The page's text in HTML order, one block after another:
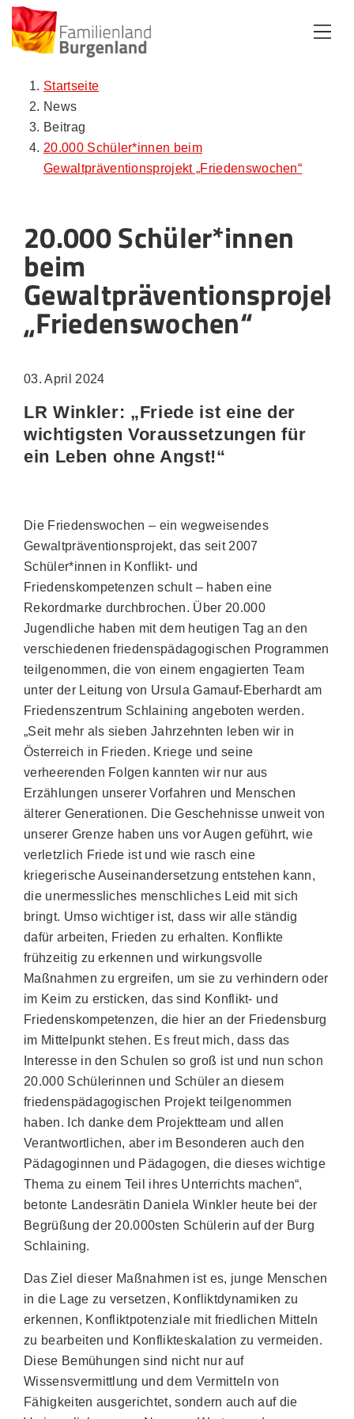
Startseite
News
Beitrag
20.000 Schüler*innen beim
Gewaltpräventionsprojekt „Friedenswochen“
20.000 Schüler*innen
beim
Gewaltpräventionsprojekt
„Friedenswochen“
03. April 2024
LR Winkler: „Friede ist eine der
wichtigsten Voraussetzungen für
ein Leben ohne Angst!“
Die Friedenswochen – ein wegweisendes
Gewaltpräventionsprojekt, das seit 2007
Schüler*innen in Konflikt- und
Friedenskompetenzen schult – haben eine
Rekordmarke durchbrochen. Über 20.000
Jugendliche haben mit dem heutigen Tag an den
verschiedenen friedenspädagogischen Programmen
teilgenommen, die von einem engagierten Team
unter der Leitung von Ursula Gamauf-Eberhardt am
Friedenszentrum Schlaining angeboten werden.
„Seit mehr als sieben Jahrzehnten leben wir in
Österreich in Frieden. Kriege und seine
verheerenden Folgen kannten wir nur aus
Erzählungen unserer Vorfahren und Menschen
älterer Generationen. Die Geschehnisse unweit von
unserer Grenze haben uns vor Augen geführt, wie
verletzlich Friede ist und wie rasch eine
kriegerische Auseinandersetzung entstehen kann,
die unermessliches menschliches Leid mit sich
bringt. Umso wichtiger ist, dass wir alle ständig
dafür arbeiten, Frieden zu erhalten. Konflikte
frühzeitig zu erkennen und wirkungsvolle
Maßnahmen zu ergreifen, um sie zu verhindern oder
im Keim zu ersticken, das sind Konflikt- und
Friedenskompetenzen, die hier an der Friedensburg
im Mittelpunkt stehen. Es freut mich, dass das
Interesse in den Schulen so groß ist und nun schon
20.000 Schülerinnen und Schüler an diesem
friedenspädagogischen Projekt teilgenommen
haben. Ich danke dem Projektteam und allen
Verantwortlichen, aber im Besonderen auch den
Pädagoginnen und Pädagogen, die dieses wichtige
Thema zu einem Teil ihres Unterrichts machen“,
betonte Landesrätin Daniela Winkler heute bei der
Begrüßung der 20.000sten Schülerin auf der Burg
Schlaining.
Das Ziel dieser Maßnahmen ist es, junge Menschen
in die Lage zu versetzen, Konfliktdynamiken zu
erkennen, Konfliktpotenziale mit friedlichen Mitteln
zu bearbeiten und Konflikteskalation zu vermeiden.
Diese Bemühungen sind nicht nur auf
Wissensvermittlung und dem Vermitteln von
Fähigkeiten ausgerichtet, sondern auch auf die